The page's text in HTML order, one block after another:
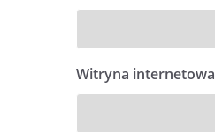
Witryna internetowa